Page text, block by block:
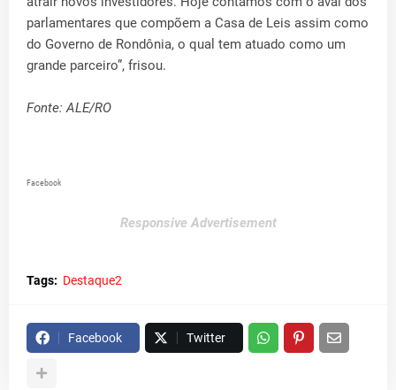
parlamentares que compõem a Casa de Leis assim como
do Governo de Rondônia, o qual tem atuado como um
grande parceiro”, frisou.
Fonte: ALE/RO
Facebook
Responsive Advertisement
Tags: Destaque2
Facebook Twitter